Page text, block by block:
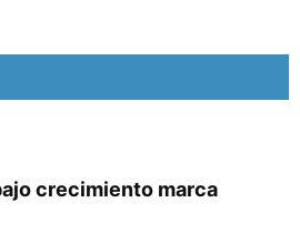
crecimiento marca